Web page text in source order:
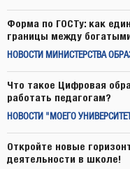
Форма по ГОСТу: как
границы между
НОВОСТИ МИНИСТЕРСТВА
Что такое Цифровая
работать педагогам?
НОВОСТИ "МОЕГО
Откройте новые
деятельности в школе!